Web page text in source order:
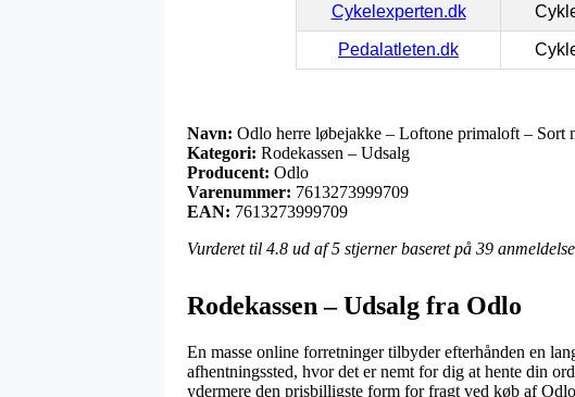
Cykelexperten.dk
Pedalatleten.dk
Navn: Odlo herre løbejakke – Loftone primaloft – Sort
Kategori: Rodekassen – Udsalg
Producent: Odlo
Varenummer: 7613273999709
EAN: 7613273999709
Vurderet til 4.8 ud af 5 stjerner baseret på 39
Rodekassen – Udsalg fra Odlo
En masse online forretninger tilbyder efterhånden en
afhentningssted, hvor det er nemt for dig at hente din
ydermere den prisbilligste form for fragt ved køb af